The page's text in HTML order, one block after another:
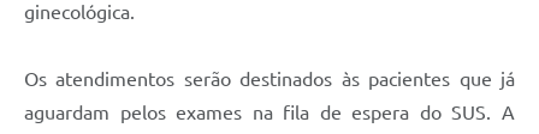
ginecológica.
Os atendimentos serão destinados às pacientes que já
aguardam pelos exames na fila de espera do SUS. A